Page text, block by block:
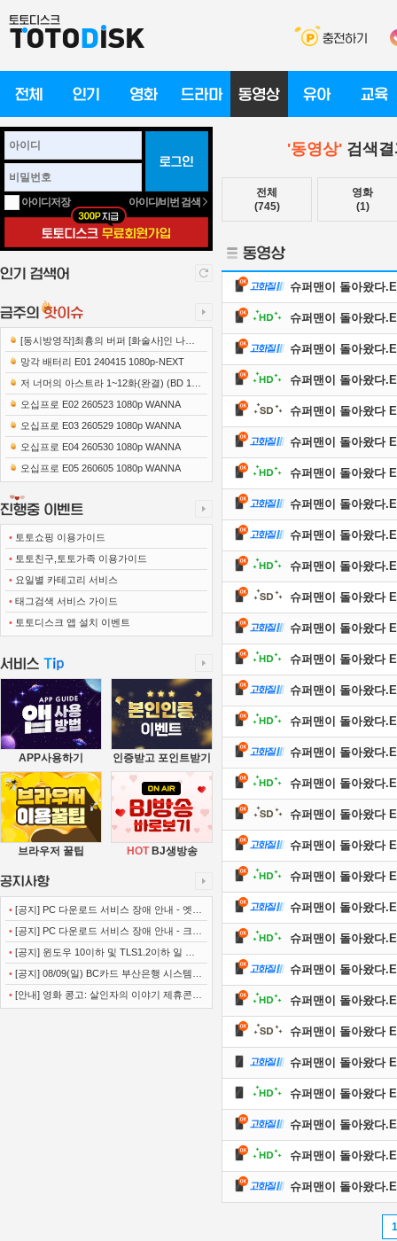
아이디저장 아이디/비번 검색
[동시방영작]최흉의 버퍼 [화술사]인 나는
세계 최강 클랜을 이끈다 E12 241219 108..
망각 배터리 E01 240415 1080p-NEXT
저 너머의 아스트라 1~12화(완결) (BD 192
0x1080 x265-10Bit FLACx2)
오십프로 E02 260523 1080p WANNA
오십프로 E03 260529 1080p WANNA
오십프로 E04 260530 1080p WANNA
오십프로 E05 260605 1080p WANNA
• 토토쇼핑 이용가이드
• 토토친구,토토가족 이용가이드
• 요일별 카테고리 서비스
• 태그검색 서비스 가이드
• 토토디스크 앱 설치 이벤트
APP사용하기 인증받고 포인트받기
브라우저 꿀팁 HOTBJ생방송
• [공지] PC 다운로드 서비스 장애 안내 - 엣지
(Microsoft Edge)
• [공지] PC 다운로드 서비스 장애 안내 - 크롬
(Chrome)
• [공지] 윈도우 10이하 및 TLS1.2이하 일 경
우 사이트 이용불가 안내
• [공지] 08/09(일) BC카드 부산은행 시스템
정기점검 안내
• [안내] 영화 콩고: 살인자의 이야기 제휴콘텐
'동영상' 검색
전체
(745)
영화
(1)
슈퍼맨이 돌아왔다
슈퍼맨이 돌아왔다
슈퍼맨이 돌아왔다
슈퍼맨이 돌아왔다
슈퍼맨이 돌아왔다
슈퍼맨이 돌아왔다
슈퍼맨이 돌아왔다
슈퍼맨이 돌아왔다
슈퍼맨이 돌아왔다
슈퍼맨이 돌아왔다
슈퍼맨이 돌아왔다
슈퍼맨이 돌아왔다
슈퍼맨이 돌아왔다
슈퍼맨이 돌아왔다
슈퍼맨이 돌아왔다
슈퍼맨이 돌아왔다
슈퍼맨이 돌아왔다
슈퍼맨이 돌아왔다
슈퍼맨이 돌아왔다
슈퍼맨이 돌아왔다
슈퍼맨이 돌아왔다
슈퍼맨이 돌아왔다
슈퍼맨이 돌아왔다
슈퍼맨이 돌아왔다
슈퍼맨이 돌아왔다
슈퍼맨이 돌아왔다
슈퍼맨이 돌아왔다
슈퍼맨이 돌아왔다
슈퍼맨이 돌아왔다
슈퍼맨이 돌아왔다
1